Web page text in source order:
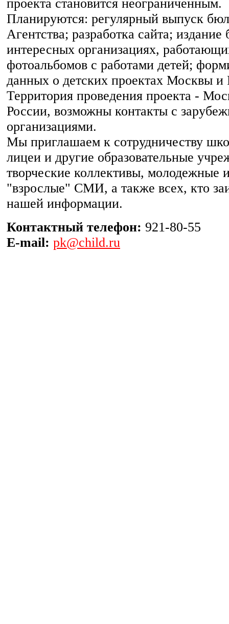
проекта становится неограниченным.
Планируются: регулярный выпуск
Агентства; разработка сайта; издание
интересных организациях,
фотоальбомов с работами детей;
данных о детских проектах Москвы и
Территория проведения проекта -
России, возможны контакты с
организациями.
Мы приглашаем к сотрудничеству
лицеи и другие образовательные
творческие коллективы, молодежные
"взрослые" СМИ, а также всех, кто
нашей информации.
Контактный телефон: 921-80-55
E-mail: pk@child.ru